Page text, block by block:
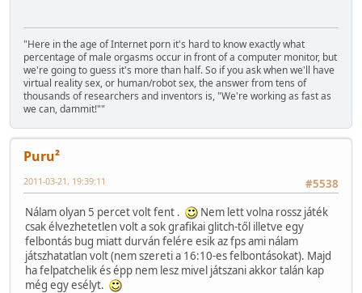
"Here in the age of Internet porn it's hard to know exactly what
percentage of male orgasms occur in front of a computer monitor, but
we're going to guess it's more than half. So if you ask when we'll have
virtual reality sex, or human/robot sex, the answer from tens of
thousands of researchers and inventors is, "We're working as fast as
we can, dammit!""
Puru²
#5538
2011-03-21, 19:39:11
Nálam olyan 5 percet volt fent .
Nem lett volna rossz játék
csak élvezhetetlen volt a sok grafikai glitch-től illetve egy
felbontás bug miatt durván felére esik az fps ami nálam
játszhatatlan volt (nem szereti a 16:10-es felbontásokat). Majd
ha felpatchelik és épp nem lesz mivel játszani akkor talán kap
még egy esélyt.